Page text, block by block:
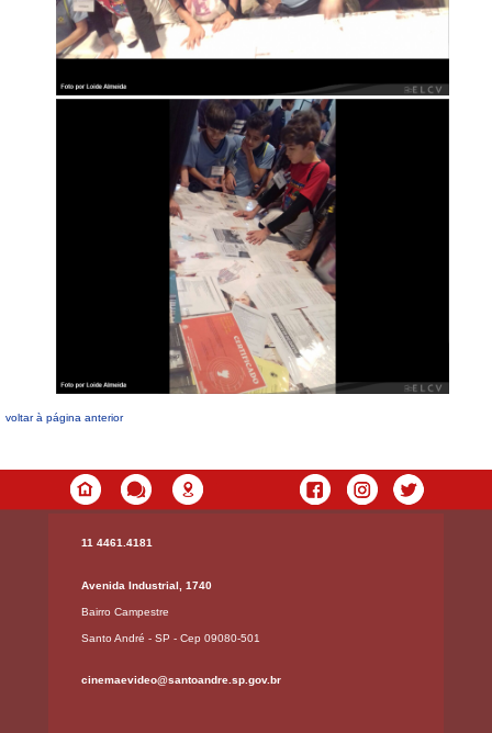
voltar à página anterior
11 4461.4181
Avenida Industrial, 1740
Bairro Campestre
Santo André - SP - Cep 09080-501
cinemaevideo@santoandre.sp.gov.br